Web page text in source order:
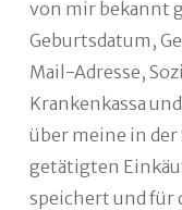
von mir bekannt
Geburtsdatum,
Mail-Adresse,
Krankenkassa
über meine in der
getätigten
speichert und für